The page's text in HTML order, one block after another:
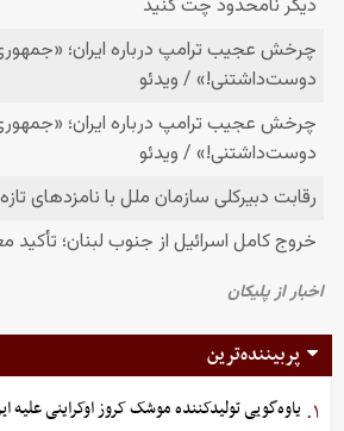
پربیننده‌ترین
۱. یاوه‌گویی تولیدکننده موشک کروز اوکراینی علیه